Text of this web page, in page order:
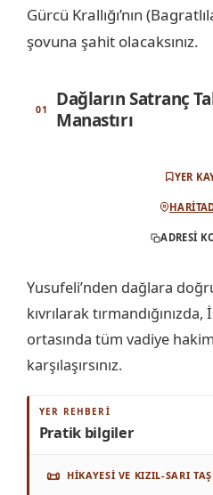
Gürcü Krallığı’nın
şovuna şahit olacaksınız.
Dağların Satranç
Manastırı
YER
ADRESI
Yusufeli’nden dağlara
kıvrılarak
ortasında tüm vadiye
karşılaşırsınız.
YER REHBERI
Pratik bilgiler
📜 HIKAYESI VE KIZIL-SARI